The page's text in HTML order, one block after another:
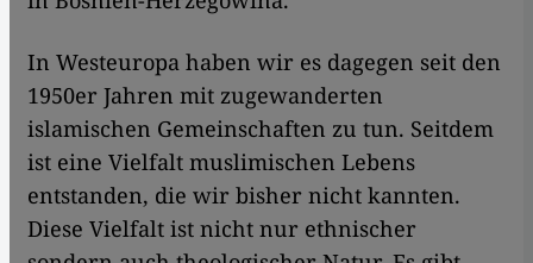
In Westeuropa haben wir es dagegen seit den
1950er Jahren mit zugewanderten
islamischen Gemeinschaften zu tun. Seitdem
ist eine Vielfalt muslimischen Lebens
entstanden, die wir bisher nicht kannten.
Diese Vielfalt ist nicht nur ethnischer